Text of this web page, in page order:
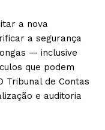
a nova
a segurança
— inclusive
que podem
Tribunal de Contas
e auditoria